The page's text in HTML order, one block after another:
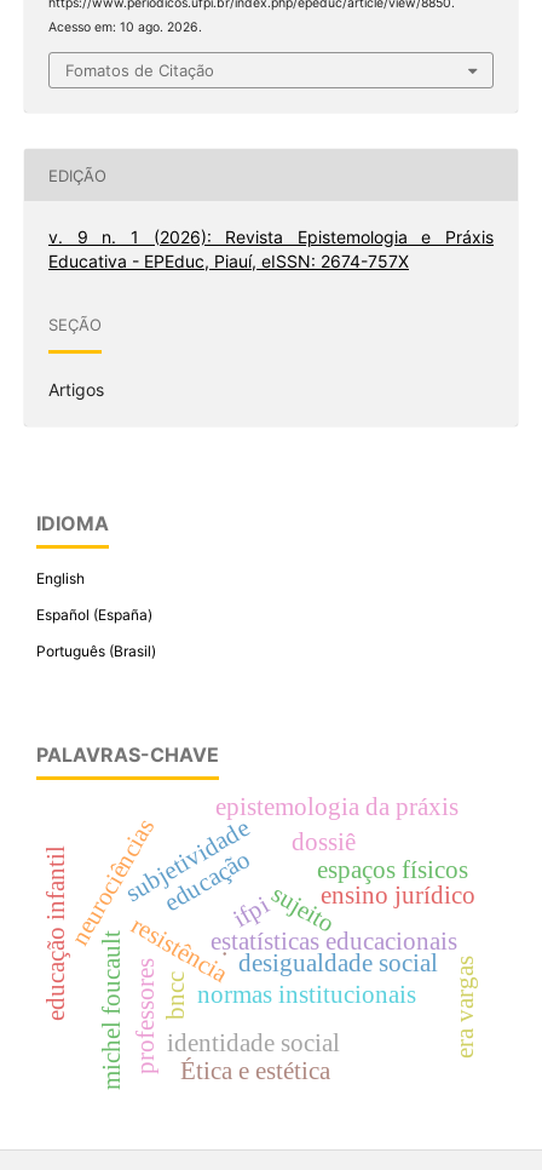
Acesso em: 10 ago. 2026.
Fomatos de Citação
EDIÇÃO
v. 9 n. 1 (2026): Revista Epistemologia e Práxis
Educativa - EPEduc, Piauí, eISSN: 2674-757X
SEÇÃO
Artigos
IDIOMA
English
Español (España)
Português (Brasil)
PALAVRAS-CHAVE
educação
estatísticas educacionais
subjetividade
resistência
normas institucionais
sujeito
.
professores
epistemologia da práxis
desigualdade social
bncc
neurociências
identidade social
ensino jurídico
educação infantilmichel foucault
espaços físicos
dossiê
era vargas
Ética e estética
ifpi